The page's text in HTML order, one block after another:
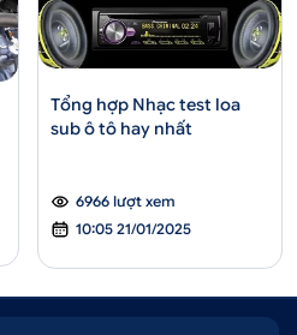
Tổng hợp Nhạc test loa
sub ô tô hay nhất
6966 lượt xem
10:05 21/01/2025